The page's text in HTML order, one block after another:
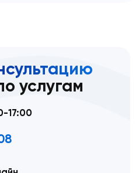
услугам
17:00